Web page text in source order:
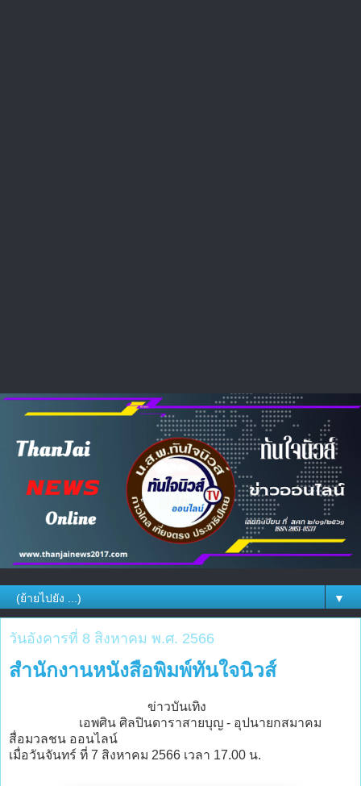
▼
วันอังคารที่ 8 สิงหาคม พ.ศ. 2566
สำนักงานหนังสือพิมพ์ทันใจนิวส์
ข่าวบันเทิง
เอพศิน ศิลปินดาราสายบุญ - อุปนายกสมาคม
สื่อมวลชน ออนไลน์
เมื่อวันจันทร์ ที่ 7 สิงหาคม 2566 เวลา 17.00 น.